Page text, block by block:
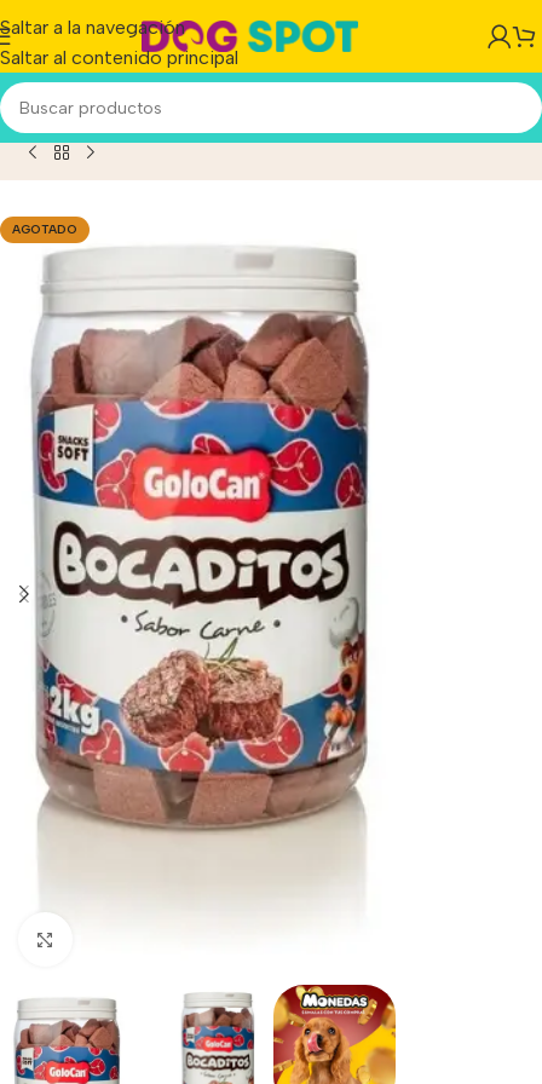
Saltar a la navegación
Saltar al contenido principal
/Golocan Bocaditos Snack Húmedos De Carne 2 kg
AGOTADO